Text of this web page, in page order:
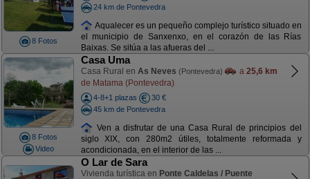
8 Fotos
24 km de Pontevedra
Aqualecer es un pequeño complejo turístico situado en
el municipio de Sanxenxo, en el corazón de las Rías
Baixas. Se sitúa a las afueras del ...
8 Fotos
Video
Casa Uma
Casa Rural en As Neves (Pontevedra) a 25,6 km
de Matama (Pontevedra)
4-8+1 plazas
30 €
45 km de Pontevedra
Ven a disfrutar de una Casa Rural de principios del
siglo XIX, con 280m2 útiles, totalmente reformada y
acondicionada, en el interior de las ...
O Lar de Sara
Vivienda turística en Ponte Caldelas / Puente